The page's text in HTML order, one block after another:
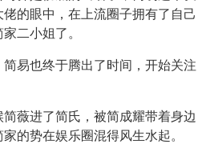
的眼中，在上流圈子拥有了自己
二小姐了。
易也终于腾出了时间，开始关注
薇进了简氏，被简成耀带着身边
的势在娱乐圈混得风生水起。